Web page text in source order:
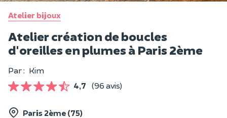
Atelier bijoux
Atelier création de boucles
d'oreilles en plumes à Paris 2ème
Par : Kim
4,7
(96 avis)
Paris 2ème (75)